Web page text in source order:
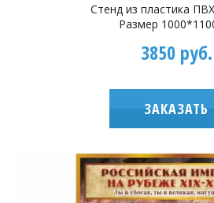
Стенд из пластика
Размер
3850 руб.
ЗАКАЗАТЬ